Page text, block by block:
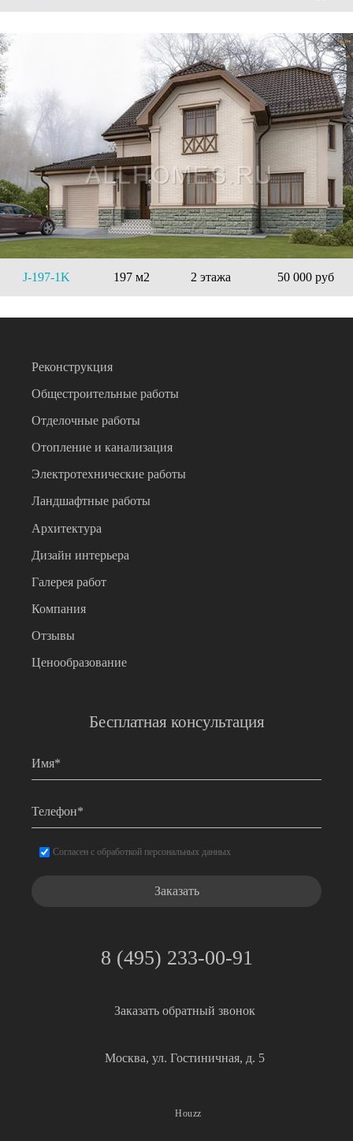
J-197-1K 197 м2 2 этажа 50 000 руб
Реконструкция
Общестроительные работы
Отделочные работы
Отопление и канализация
Электротехнические работы
Ландшафтные работы
Архитектура
Дизайн интерьера
Галерея работ
Компания
Отзывы
Ценообразование
Бесплатная консультация
Согласие*
Согласен с обработкой персональных данных
8 (495) 233-00-91
Заказать обратный звонок
Москва, ул. Гостиничная, д. 5
Houzz